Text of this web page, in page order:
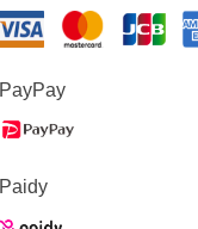
PayPay
Paidy